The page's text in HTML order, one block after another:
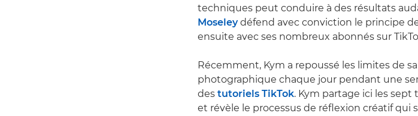
techniques peut conduire à des résultats
Moseleydéfend avec conviction le principe
ensuite avec ses nombreux abonnés sur
Récemment, Kym a repoussé les limites de
photographique chaque jour pendant une
des tutoriels TikTok. Kym partage ici les
et révèle le processus de réflexion créatif qui